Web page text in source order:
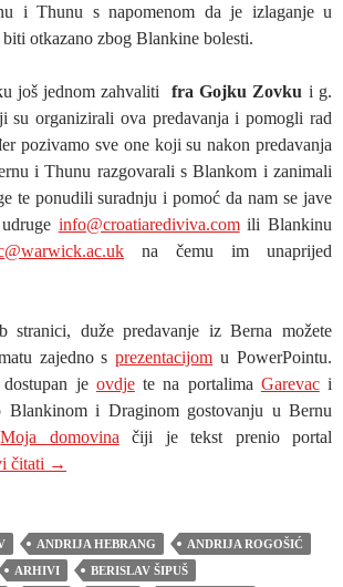
i Thunu s napomenom da je izlaganje u
otkazano zbog Blankine bolesti.
još jednom zahvaliti fra Gojku Zovku i g.
su organizirali ova predavanja i pomogli rad
pozivamo sve one koji su nakon predavanja
i Thunu razgovarali s Blankom i zanimali
te ponudili suradnju i pomoć da nam se jave
info@croatiarediviva.comili Blankinu
na čemu im unaprijed
stranici, duže predavanje iz Berna možete
zajedno sprezentacijom u PowerPointu.
dostupan je ovdjete na portalima Garevaci
Blankinom i Draginom gostovanju u Bernu
Moja domovina čiji je tekst prenio portal
čitati PREDAVANJE BLANKE MATKOVIĆ
→
ANDRIJA HEBRANG
ANDRIJA ROGOŠIĆ
ARHIVI BERISLAV ŠIPUŠ